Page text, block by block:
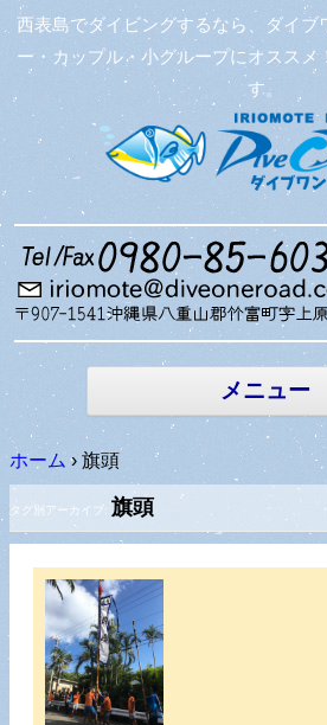
西表島でダイビングするなら、ダイブ
ー・カップル・小グループにオススメ
す。
メニュー
ホーム › 旗頭
タグ別アーカイブ: 旗頭